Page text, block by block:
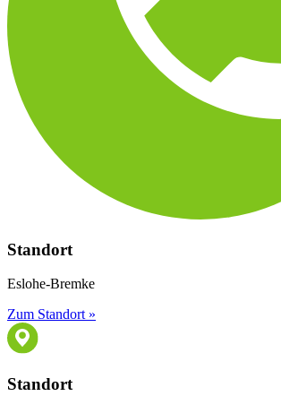
Standort
Eslohe-Bremke
Zum Standort »
Standort